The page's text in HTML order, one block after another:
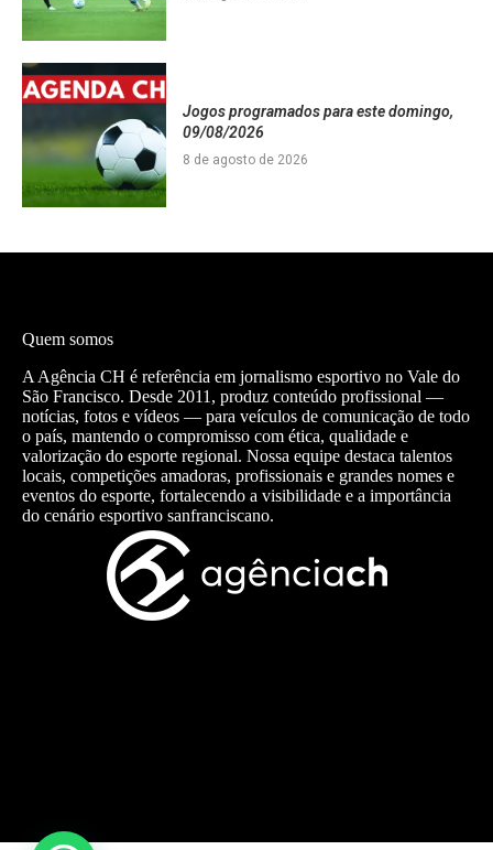
Jogos programados para este domingo,
09/08/2026
8 de agosto de 2026
Quem somos
A Agência CH é referência em jornalismo esportivo no Vale do
São Francisco. Desde 2011, produz conteúdo profissional —
notícias, fotos e vídeos — para veículos de comunicação de todo
o país, mantendo o compromisso com ética, qualidade e
valorização do esporte regional. Nossa equipe destaca talentos
locais, competições amadoras, profissionais e grandes nomes e
eventos do esporte, fortalecendo a visibilidade e a importância
do cenário esportivo sanfranciscano.